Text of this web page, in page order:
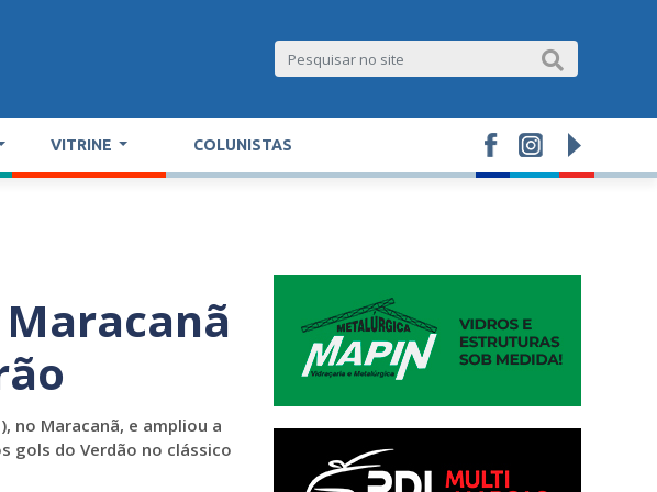
VITRINE COLUNISTAS
no Maracanã, e ampliou a
gols do Verdão no clássico